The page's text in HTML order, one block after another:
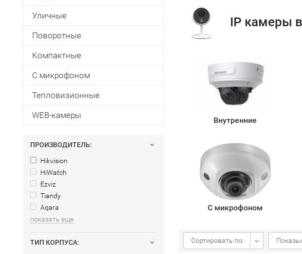
Уличные
Поворотные
Компактные
С микрофоном
Тепловизионные
WEB-камеры
ПРОИЗВОДИТЕЛЬ:
Hikvision
HiWatch
Ezviz
Tiandy
Aqara
показать еще
ТИП КОРПУСА:
IP камеры
Внутренние
С микрофоном
Сортировать по: